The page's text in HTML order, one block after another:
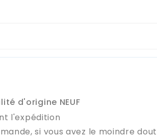
d'origine NEUF
l'expédition
si vous avez le moindre